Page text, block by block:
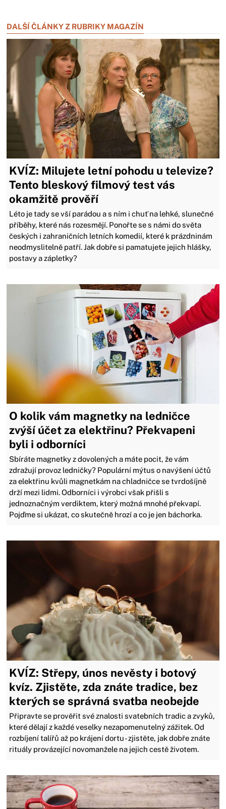
DALŠÍ ČLÁNKY Z RUBRIKY MAGAZÍN
KVÍZ: Milujete letní pohodu u televize?
Tento bleskový filmový test vás
okamžitě prověří
Léto je tady se vší parádou a s ním i chuť na lehké, slunečné
příběhy, které nás rozesmějí. Ponořte se s námi do světa
českých i zahraničních letních komedií, které k prázdninám
neodmyslitelně patří. Jak dobře si pamatujete jejich hlášky,
postavy a zápletky?
O kolik vám magnetky na ledničce
zvýší účet za elektřinu? Překvapeni
byli i odborníci
Sbíráte magnetky z dovolených a máte pocit, že vám
zdražují provoz ledničky? Populární mýtus o navýšení účtů
za elektřinu kvůli magnetkám na chladničce se tvrdošíjně
drží mezi lidmi. Odborníci i výrobci však přišli s
jednoznačným verdiktem, který možná mnohé překvapí.
Pojďme si ukázat, co skutečně hrozí a co je jen báchorka.
KVÍZ: Střepy, únos nevěsty i botový
kvíz. Zjistěte, zda znáte tradice, bez
kterých se správná svatba neobejde
Připravte se prověřit své znalosti svatebních tradic a zvyků,
které dělají z každé veselky nezapomenutelný zážitek. Od
rozbíjení talířů až po krájení dortu - zjistěte, jak dobře znáte
rituály provázející novomanžele na jejich cestě životem.